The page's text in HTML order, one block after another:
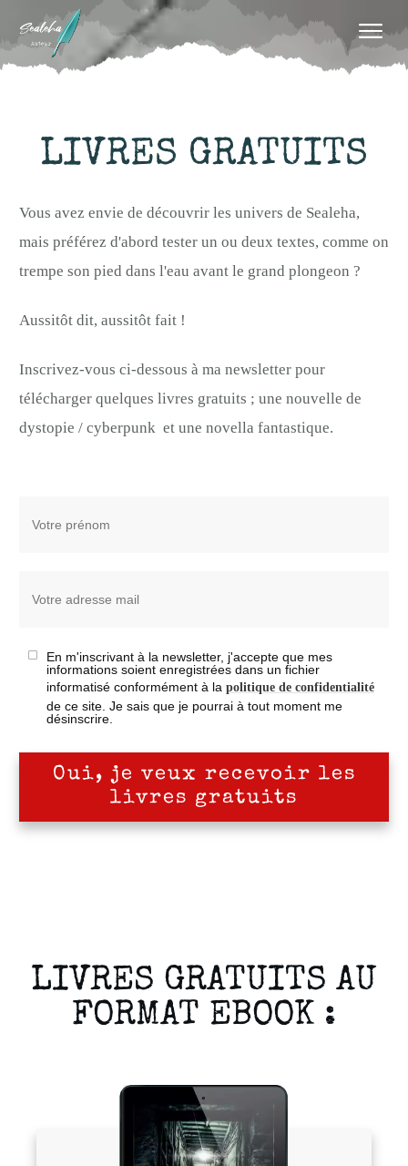
LIVRES GRATUITS
Vous avez envie de découvrir les univers de Sealeha,
mais préférez d'abord tester un ou deux textes, comme on
trempe son pied dans l'eau avant le grand plongeon ?
Aussitôt dit, aussitôt fait !
Inscrivez-vous ci-dessous à ma newsletter pour
télécharger quelques livres gratuits ; une nouvelle de
dystopie / cyberpunk et une novella fantastique.
En m'inscrivant à la newsletter, j'accepte que mes
informations soient enregistrées dans un fichier
informatisé conformément à la politique de confidentialité
de ce site. Je sais que je pourrai à tout moment me
désinscrire.
Oui, je veux recevoir les
livres gratuits
LIVRES GRATUITS AU
FORMAT EBOOK :